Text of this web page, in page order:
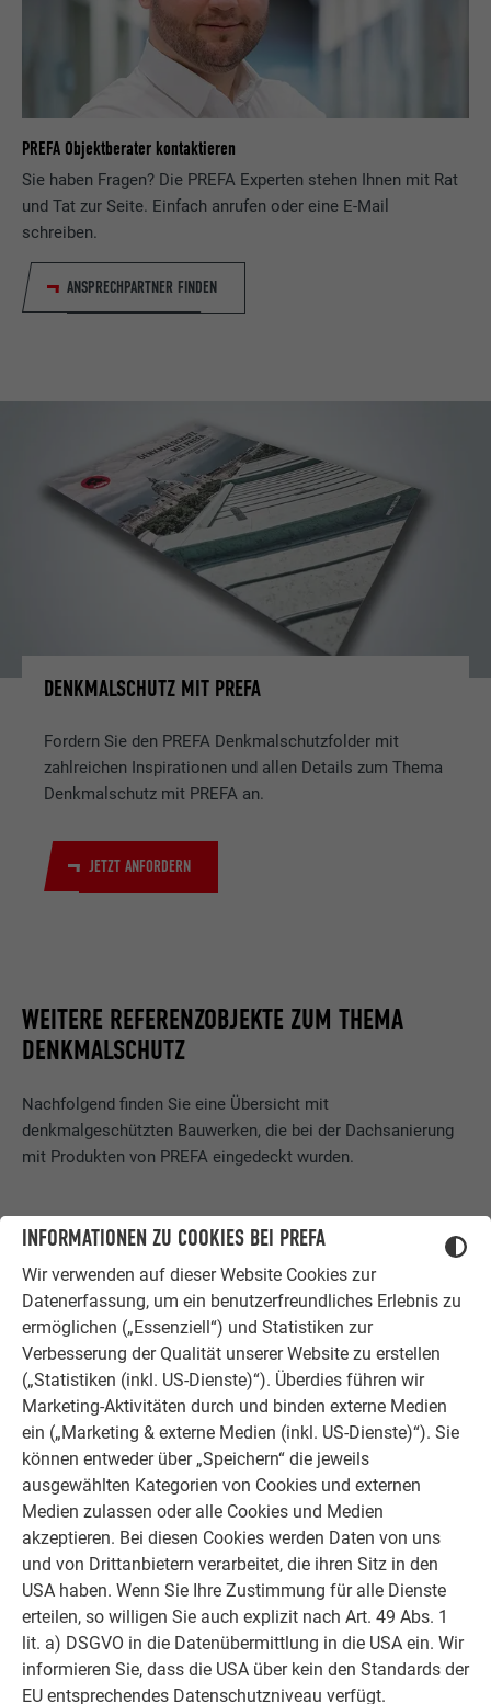
INFORMATIONEN ZU COOKIES BEI PREFA
Wir verwenden auf dieser Website Cookies zur
Datenerfassung, um ein benutzerfreundliches Erlebnis zu
ermöglichen („Essenziell“) und Statistiken zur
Verbesserung der Qualität unserer Website zu erstellen
(„Statistiken (inkl. US-Dienste)“). Überdies führen wir
Marketing-Aktivitäten durch und binden externe Medien
ein („Marketing & externe Medien (inkl. US-Dienste)“). Sie
können entweder über „Speichern“ die jeweils
ausgewählten Kategorien von Cookies und externen
Medien zulassen oder alle Cookies und Medien
akzeptieren. Bei diesen Cookies werden Daten von uns
und von Drittanbietern verarbeitet, die ihren Sitz in den
USA haben. Wenn Sie Ihre Zustimmung für alle Dienste
erteilen, so willigen Sie auch explizit nach Art. 49 Abs. 1
lit. a) DSGVO in die Datenübermittlung in die USA ein. Wir
informieren Sie, dass die USA über kein den Standards der
EU entsprechendes Datenschutzniveau verfügt.
PREFA Objektberater kontaktieren
Sie haben Fragen? Die PREFA Experten stehen Ihnen mit Rat
und Tat zur Seite. Einfach anrufen oder eine E-Mail
schreiben.
ANSPRECHPARTNER FINDEN
DENKMALSCHUTZ MIT PREFA
Fordern Sie den PREFA Denkmalschutzfolder mit
zahlreichen Inspirationen und allen Details zum Thema
Denkmalschutz mit PREFA an.
JETZT ANFORDERN
WEITERE REFERENZOBJEKTE ZUM THEMA
DENKMALSCHUTZ
Nachfolgend finden Sie eine Übersicht mit
denkmalgeschützten Bauwerken, die bei der Dachsanierung
mit Produkten von PREFA eingedeckt wurden.
Munitionsdepot in Ulm, Deutschland
Das fast 130 Jahre alte Munitionsdepot in Ulm wurde im
Rahmen einer Sanierung mit PREFA Dachrauten 44 × 44 in
Steingrau eingedeckt. Die Form des alten Gebäudes konnte
dadurch erhalten bleiben, und das Dach erstrahlt in neuem
Glanz.